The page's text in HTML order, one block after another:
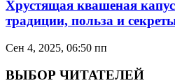
Хрустящая квашеная
традиции, польза и
Сен 4, 2025, 06:50 пп
ВЫБОР ЧИТАТЕЛЕЙ